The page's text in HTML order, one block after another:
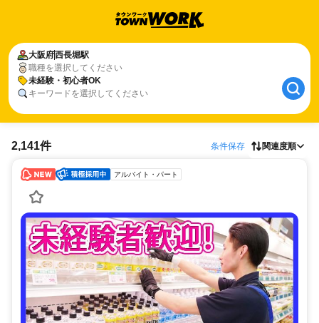
大阪府西長堀駅
職種を選択してください
未経験・初心者OK
キーワードを選択してください
2,141件 条件保存 関連度順
アルバイト・パート